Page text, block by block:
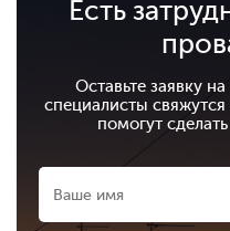
Есть
Оставьте заявку
специалисты
помогут